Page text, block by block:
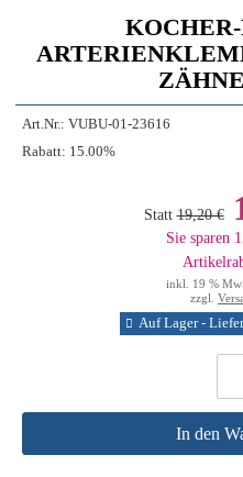
Art.Nr.: VUBU-01-23616
Rabatt: 15.00%
Statt 19,20 €
Sie sparen
inkl. 19 %
zzgl.
Auf Lager -
In den